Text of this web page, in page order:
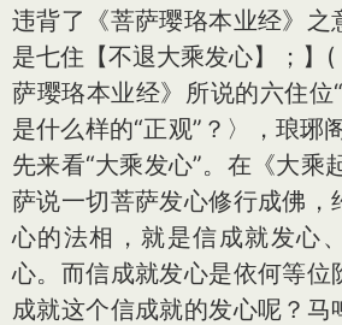
违背了《菩萨璎珞本业经》之
是七住【不退大乘发心】；】
萨璎珞本业经》所说的六住位
是什么样的“正观”？〉，琅琊
先来看“大乘发心”。在《大乘
萨说一切菩萨发心修行成佛，
心的法相，就是信成就发心
心。而信成就发心是依何等位
成就这个信成就的发心呢？马